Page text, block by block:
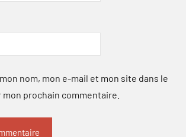
nom, mon e-mail et mon site dans le
prochain commentaire.